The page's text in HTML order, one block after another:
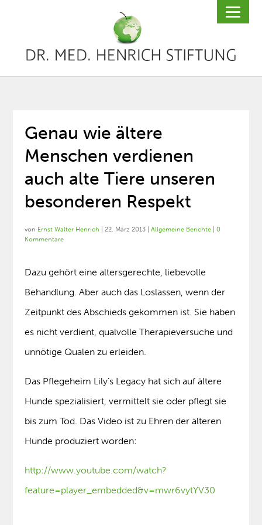
Genau wie ältere
Menschen verdienen
auch alte Tiere unseren
besonderen Respekt
von Ernst Walter Henrich |22. März 2013 |Allgemeine Berichte |0
Kommentare
Dazu gehört eine altersgerechte, liebevolle
Behandlung. Aber auch das Loslassen, wenn der
Zeitpunkt des Abschieds gekommen ist. Sie haben
es nicht verdient, qualvolle Therapieversuche und
unnötige Qualen zu erleiden.
Das Pflegeheim Lily’s Legacy hat sich auf ältere
Hunde spezialisiert, vermittelt sie oder pflegt sie
bis zum Tod. Das Video ist zu Ehren der älteren
Hunde produziert worden:
http://www.youtube.com/watch?
feature=player_embedded&v=mwr6vytYV30